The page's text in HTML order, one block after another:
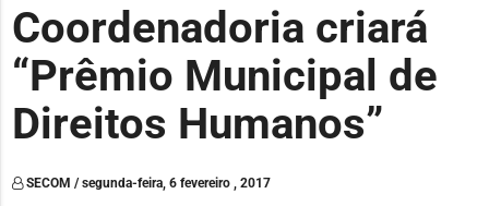
Coordenadoria criará
“Prêmio Municipal de
Direitos Humanos”
SECOM / segunda-feira, 6 fevereiro , 2017